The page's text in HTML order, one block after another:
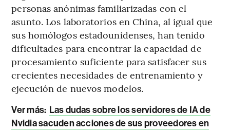
personas anónimas familiarizadas con el
asunto. Los laboratorios en China, al igual que
sus homólogos estadounidenses, han tenido
dificultades para encontrar la capacidad de
procesamiento suficiente para satisfacer sus
crecientes necesidades de entrenamiento y
ejecución de nuevos modelos.
Ver más: Las dudas sobre los servidores de IA de
Nvidia sacuden acciones de sus proveedores en